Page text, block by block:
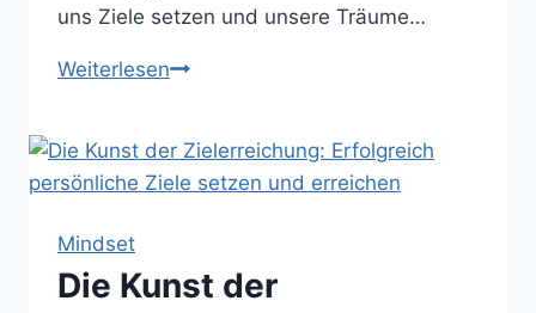
uns Ziele setzen und unsere Träume…
WeiterlesenDer
einem
erfüllten
und
Mindset
Die Kunst der